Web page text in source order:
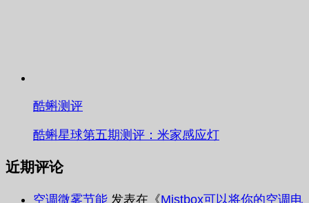
酷蝌测评
酷蝌星球第五期测评：米家感应灯
近期评论
空调微雾节能 发表在《Mistbox可以将你的空调电